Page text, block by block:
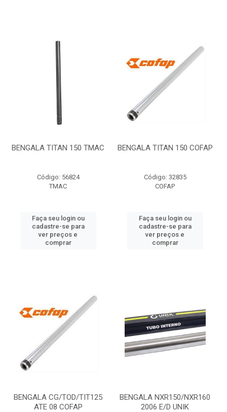
BENGALA TITAN 150 TMAC
Código: 56824
TMAC
Faça seu login ou
cadastre-se para
ver preços e
comprar
BENGALA TITAN 150 COFAP
Código: 32835
COFAP
Faça seu login ou
cadastre-se para
ver preços e
comprar
BENGALA CG/TOD/TIT125
ATE 08 COFAP
BENGALA NXR150/NXR160
2006 E/D UNIK